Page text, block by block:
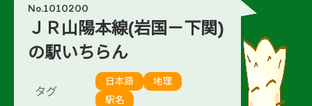
No.1010200
ＪＲ山陽本線(岩国－下関)
の駅いちらん
タグ
日本語
地理
駅名